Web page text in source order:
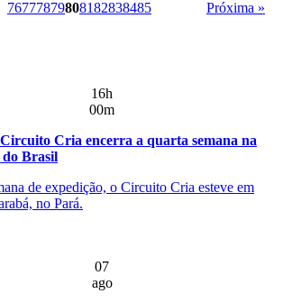
76777879808182838485 Próxima »
16h
00m
Cria encerra a quarta semana na
Brasil
de expedição, o Circuito Cria esteve em
no Pará.
07
ago